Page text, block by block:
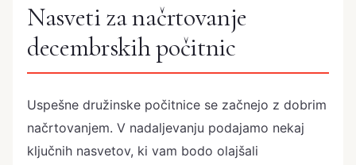
Nasveti za načrtovanje
decembrskih počitnic
Uspešne družinske počitnice se začnejo z dobrim
načrtovanjem. V nadaljevanju podajamo nekaj
ključnih nasvetov, ki vam bodo olajšali